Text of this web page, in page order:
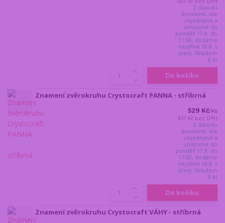
Z důvodu
dovolené, vše
objednané a
uhrazené do
pondělí 17.8. do
11:00, dodáme
nejdříve 18.8. v
úterý. Skladem
8 ks
Do košíku
Znamení zvěrokruhu Crystocraft PANNA - stříbrná
529 Kč/ks
437 Kč bez DPH
Z důvodu
dovolené, vše
objednané a
uhrazené do
pondělí 17.8. do
11:00, dodáme
nejdříve 18.8. v
úterý. Skladem
9 ks
Do košíku
Znamení zvěrokruhu Crystocraft VÁHY - stříbrná